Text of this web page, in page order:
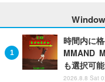
時間内に
MMAND
も選択可能
2026.8.8 Sat